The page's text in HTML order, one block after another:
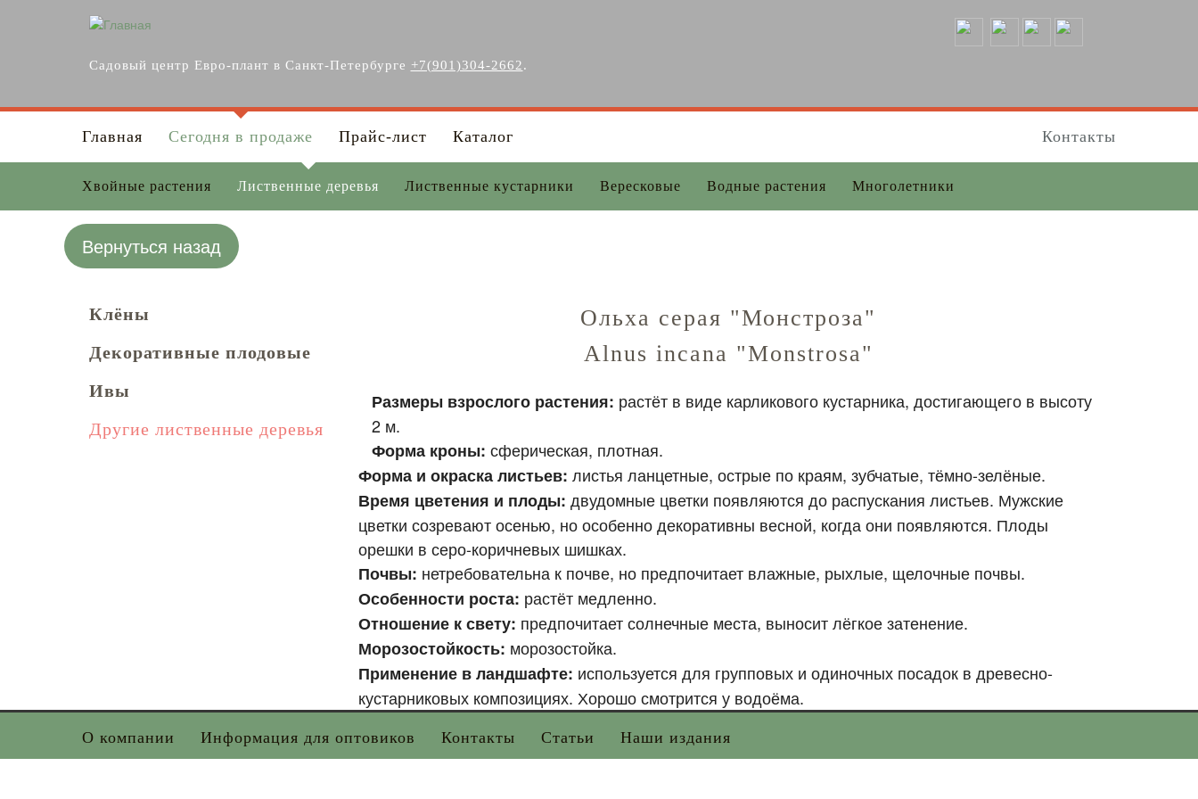
Садовый центр Евро-плант в Санкт-Петербурге +7(901)304-2662.
Главная Сегодня в продаже Прайс-лист Каталог Контакты
Хвойные растения Лиственные деревья Лиственные кустарники Вересковые Водные растения Многолетники
Вернуться назад
Клёны
Декоративные плодовые
Ивы
Другие лиственные деревья
Ольха серая "Монстроза"
Alnus incana "Monstrosa"
Размеры взрослого растения: растёт в виде карликового кустарника, достигающего в высоту
2 м.
Форма кроны: сферическая, плотная.
Форма и окраска листьев: листья ланцетные, острые по краям, зубчатые, тёмно-зелёные.
Время цветения и плоды: двудомные цветки появляются до распускания листьев. Мужские
цветки созревают осенью, но особенно декоративны весной, когда они появляются. Плоды
орешки в серо-коричневых шишках.
Почвы: нетребовательна к почве, но предпочитает влажные, рыхлые, щелочные почвы.
Особенности роста: растёт медленно.
Отношение к свету: предпочитает солнечные места, выносит лёгкое затенение.
Морозостойкость: морозостойка.
Применение в ландшафте: используется для групповых и одиночных посадок в древесно-
кустарниковых композициях. Хорошо смотрится у водоёма.
О компании Информация для оптовиков Контакты Статьи Наши издания